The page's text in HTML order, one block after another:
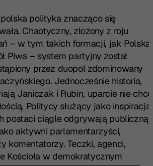
polityka znacząco się
Chaotyczny, złożony z roju
– w tym takich formacji, jak Polska
Piwa – system partyjny został
przez duopol zdominowany
Jednocześnie historia,
Janiczak i Rubin, uparcie nie chce
Politycy służący jako inspiracja
postaci ciągle odgrywają publiczną
aktywni parlamentarzyści,
komentatorzy. Teczki, agenci,
Kościoła w demokratycznym